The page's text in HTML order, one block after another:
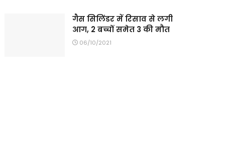
गैस सिलिंडर में रिसाव से लगी
आग, 2 बच्चों समेत 3 की मौत
06/10/2021